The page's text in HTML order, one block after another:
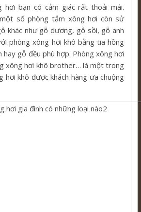
hơi bạn có cảm giác rất thoải mái.
số phòng tắm xông hơi còn sử
khác như gỗ dương, gỗ sồi, gỗ anh
phòng xông hơi khô bằng tia hồng
hay gỗ đều phù hợp. Phòng xông hơi
xông hơi khô brother… là một trong
hơi khô được khách hàng ưa chuộng